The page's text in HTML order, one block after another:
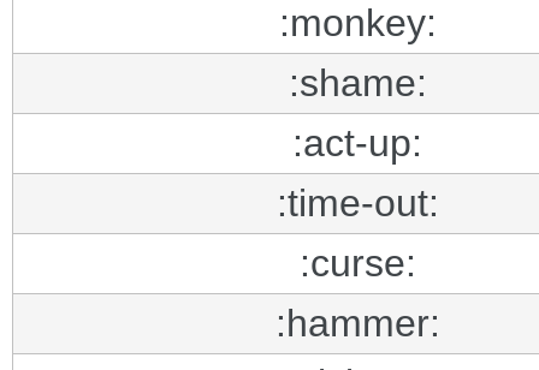
:monkey:
:shame:
:act-up:
:time-out:
:curse:
:hammer: